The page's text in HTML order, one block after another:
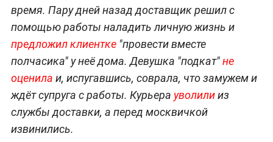
время. Пару дней назад доставщик решил с
помощью работы наладить личную жизнь и
предложил клиентке "провести вместе
полчасика" у неё дома. Девушка "подкат"не
оценила и, испугавшись, соврала, что замужем и
ждёт супруга с работы. Курьера уволилииз
службы доставки, а перед москвичкой
извинились.